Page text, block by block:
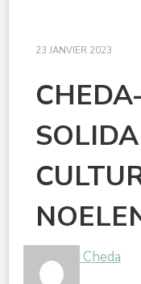
23 JANVIER 2023
CHEDA-
Cheda